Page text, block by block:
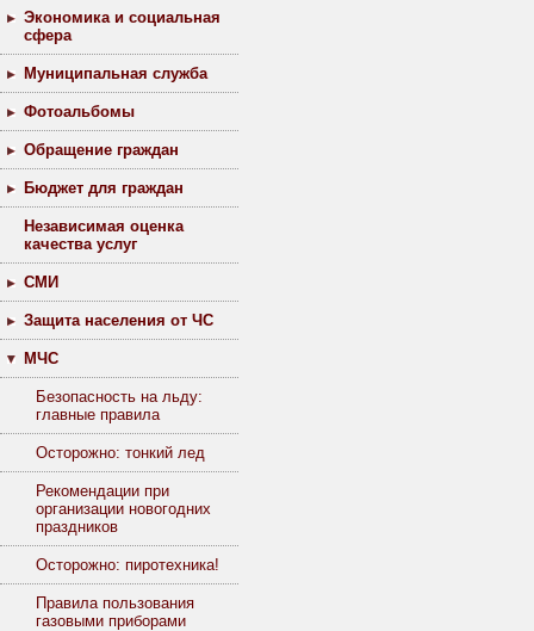
Экономика и социальная
сфера
Муниципальная служба
Фотоальбомы
Обращение граждан
Бюджет для граждан
Независимая оценка
качества услуг
СМИ
Защита населения от ЧС
МЧС
Безопасность на льду:
главные правила
Осторожно: тонкий лед
Рекомендации при
организации новогодних
праздников
Осторожно: пиротехника!
Правила пользования
газовыми приборами